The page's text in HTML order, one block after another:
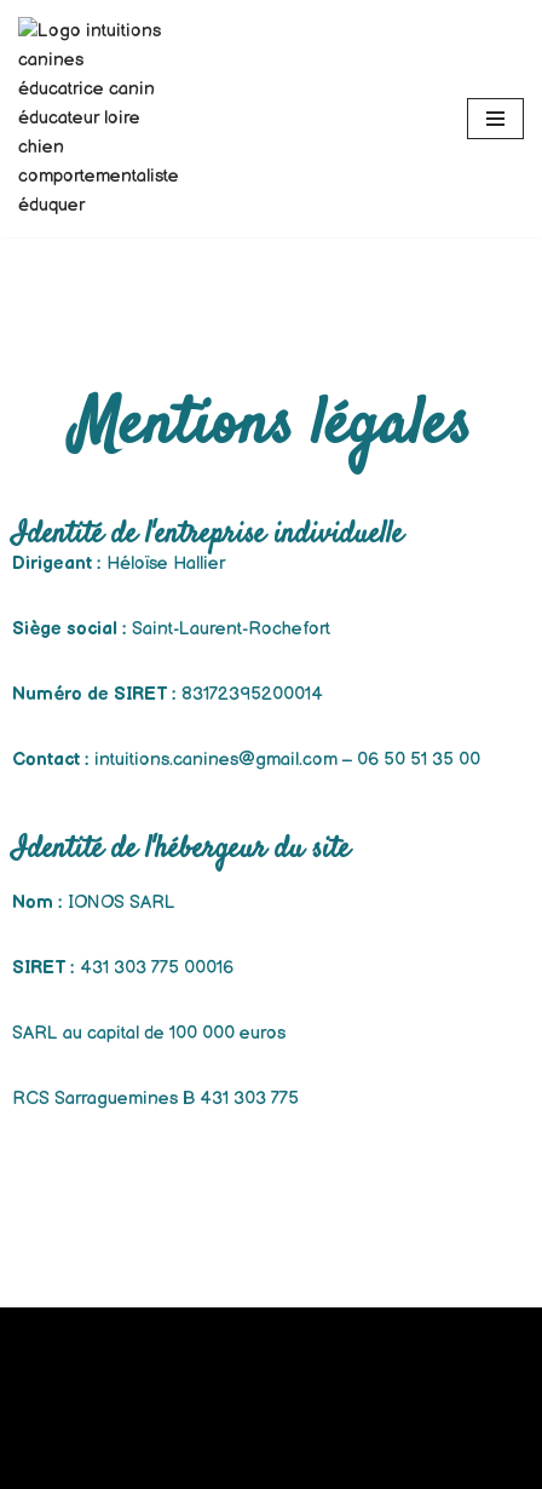
Aller
au
contenu
Mentions légales
Identité de l'entreprise individuelle
Dirigeant : Héloïse Hallier
Siège social : Saint-Laurent-Rochefort
Numéro de SIRET : 83172395200014
Contact : intuitions.canines@gmail.com – 06 50 51 35 00
Identité de l'hébergeur du site
Nom : IONOS SARL
SIRET : 431 303 775 00016
SARL au capital de 100 000 euros
RCS Sarraguemines B 431 303 775